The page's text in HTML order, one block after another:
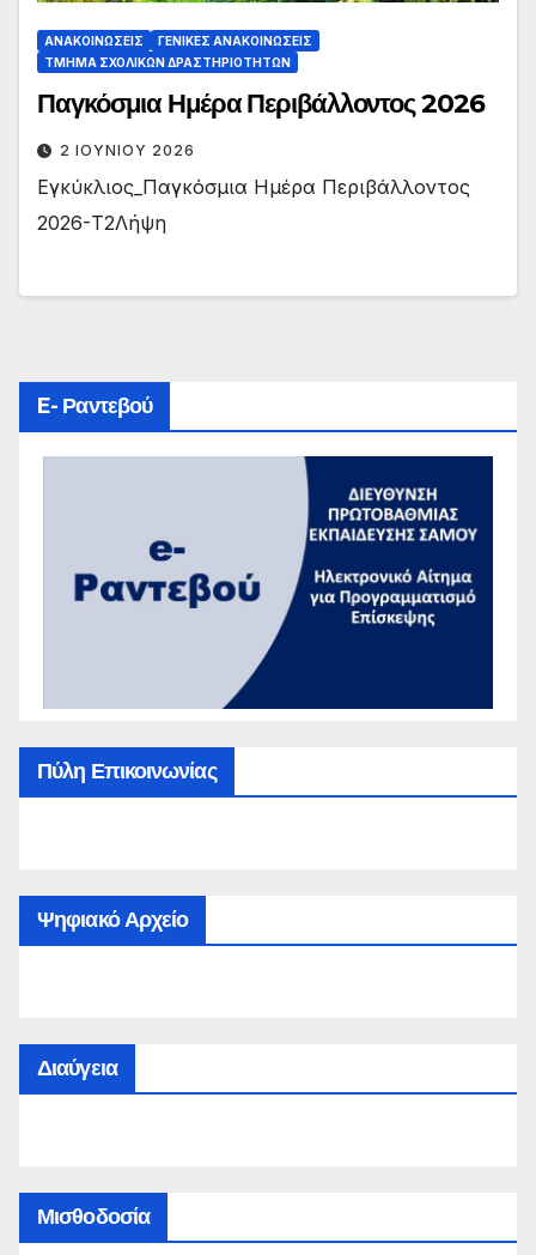
ΑΝΑΚΟΙΝΏΣΕΙΣ
ΓΕΝΙΚΈΣ ΑΝΑΚΟΙΝΏΣΕΙΣ
ΤΜΉΜΑ ΣΧΟΛΙΚΏΝ ΔΡΑΣΤΗΡΙΟΤΉΤΩΝ
Παγκόσμια Ημέρα Περιβάλλοντος 2026
2 ΙΟΥΝΊΟΥ 2026
Εγκύκλιος_Παγκόσμια Ημέρα Περιβάλλοντος
2026-Τ2Λήψη
E- Ραντεβού
Πύλη Επικοινωνίας
Ψηφιακό Αρχείο
Διαύγεια
Μισθοδοσία